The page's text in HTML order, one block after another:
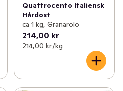
Quattrocento Italiensk
Hårdost
ca 1 kg, Granarolo
214,00 kr
214,00 kr /kg